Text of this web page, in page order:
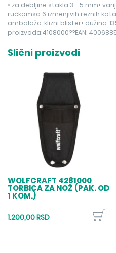
• za debljine stakla 3 - 5 mm•
ručkomsa 6 izmenjivih reznih
ambalaža: klizni blister• dužina:
proizvoda:4108000??EAN:
Slični proizvodi
WOLFCRAFT 4281000
TORBICA ZA NOŽ (PAK. OD
1 KOM.)
1.200,00 RSD